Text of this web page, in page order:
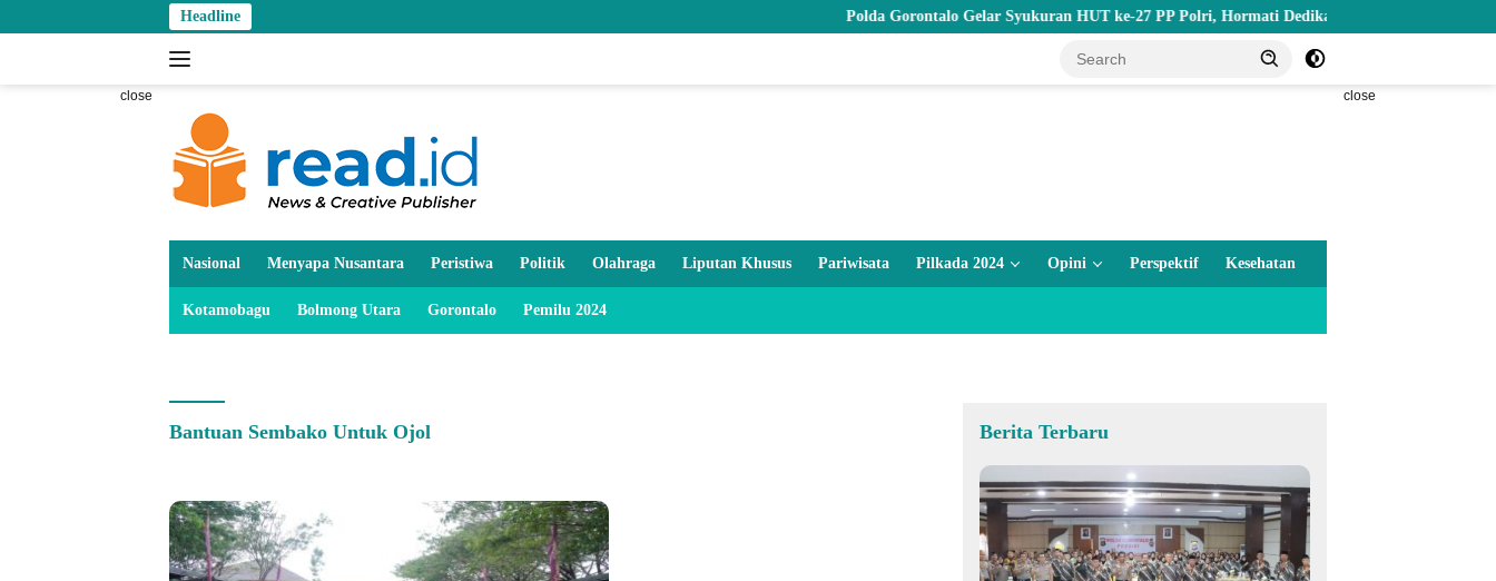
to
Headline Polda Gorontalo Gelar Syukuran HUT ke-27 PP Polri, Hormati Dedikasi Para Purnawirawan
close close
Nasional Menyapa Nusantara Peristiwa Politik Olahraga Liputan Khusus Pariwisata Pilkada 2024 Opini Perspektif Kesehatan
Kotamobagu Bolmong Utara Gorontalo Pemilu 2024
Bantuan Sembako Untuk Ojol Berita Terbaru